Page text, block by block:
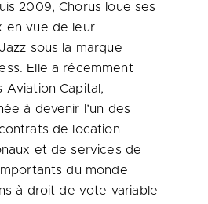
2009, Chorus loue ses
en vue de leur
sous la marque
Elle a récemment
Aviation Capital,
à devenir l’un des
de location
et de services de
du monde
à droit de vote variable